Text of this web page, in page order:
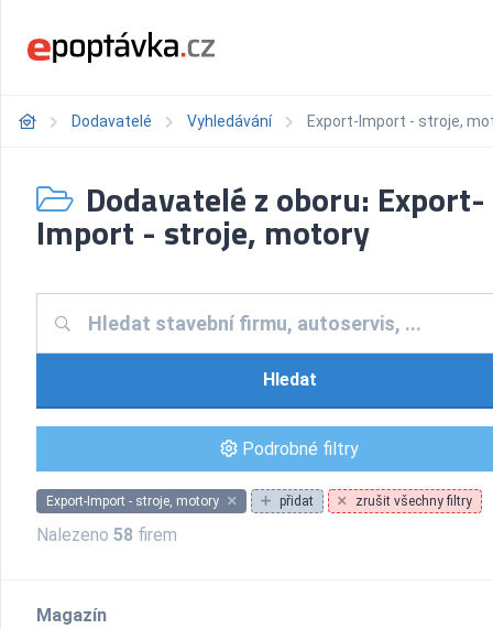
Dodavatelé Vyhledávání Export-Import - stroje,
Dodavatelé z oboru: Export-
Import - stroje, motory
Hledat
Podrobné filtry
Export-Import - stroje, motory přidat zrušit všechny filtry
Nalezeno 58 firem
Magazín